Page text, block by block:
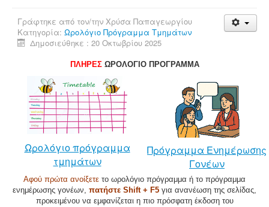
Γράφτηκε από τον/την Χρύσα Παπαγεωργίου
Κατηγορία: Ωρολόγιο Πρόγραμμα Τμημάτων
Δημοσιεύθηκε : 20 Οκτωβρίου 2025
ΠΛΗΡΕΣΩΡΟΛΟΓΙΟ ΠΡΟΓΡΑΜΜΑ
Ωρολόγιο πρόγραμμα
τμημάτων
Πρόγραμμα Ενημέρωσης
Γονέων
Αφού πρώτα ανοίξετε το ωρολόγιο πρόγραμμα ή το πρόγραμμα
ενημέρωσης γονέων, πατήστε Shift + F5 για ανανέωση της σελίδας,
προκειμένου να εμφανίζεται η πιο πρόσφατη έκδοση του